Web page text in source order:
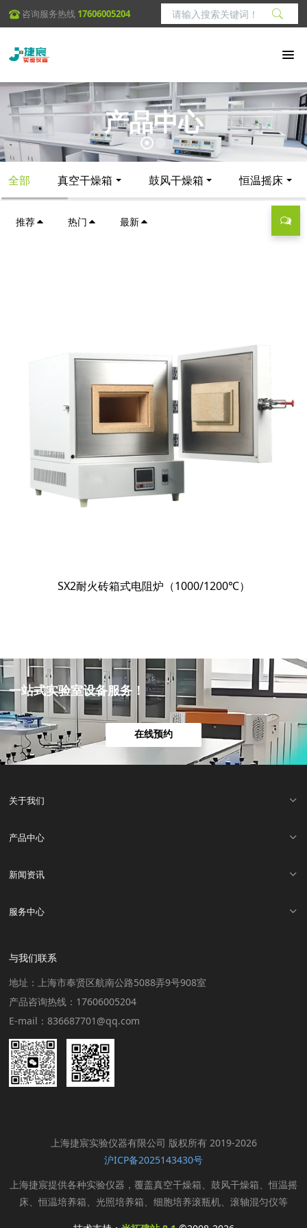
咨询服务热线 17606005204
产品中心
全部 真空干燥箱 鼓风干燥箱 恒温摇床
推荐 热门 最新
SX2耐火砖箱式电阻炉（1000/1200℃）
一站式实验室设备服务！
在线预约
关于我们
产品中心
新闻资讯
服务中心
与我们联系
地址：上海市奉贤区航南公路5088弄9号908室
产品咨询热线：17606005204
E-mail：836687701@qq.com
上海捷宸实验仪器有限公司 版权所有 2019-2026
沪ICP备2025143430号
上海捷宸提供各种实验仪器，覆盖真空干燥箱、鼓风干燥箱、恒温摇
床、恒温培养箱、光照培养箱、细胞培养滚瓶机、滚轴混匀仪等